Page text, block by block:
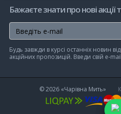
Бажаєте знати про нові
Будь завжди в курсі останніх новин
акційних пропозицій. Введи свій e-
© 2026 «Чарівна Мить»